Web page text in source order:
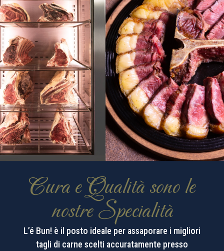
Cura e Qualità sono le
nostre Specialità
L’é Bun! è il posto ideale per assaporare i migliori
tagli di carne scelti accuratamente presso